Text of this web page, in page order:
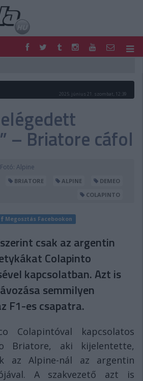
MOTOR
SHOP
TIPPJÁTÉK
PONTÁLLÁSOK
2025. június 21. szombat, 12:39
– Briatore cáfol
Alpine
BRIATORE ALPINE
DEMEO
COLAPINTO
Megosztás Facebookon
csak az argentin
Colapinto
kapcsolatban. Azt is
semmilyen
F1-es csapatra.
Colapintóval kapcsolatos
Briatore, aki kijelentette,
az Alpine-nál az argentin
A szakvezető azt is